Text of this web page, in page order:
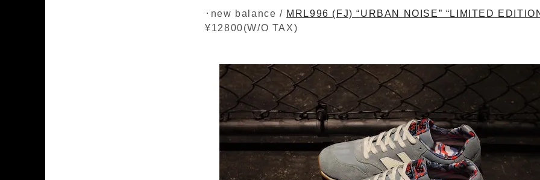
･new balance / MRL996 (FJ) “URBAN NOISE” “LIMITED
¥12800(W/O TAX)